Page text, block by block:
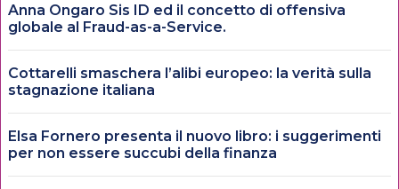
Anna Ongaro Sis ID ed il concetto di offensiva
globale al Fraud-as-a-Service.
Cottarelli smaschera l’alibi europeo: la verità sulla
stagnazione italiana
Elsa Fornero presenta il nuovo libro: i suggerimenti
per non essere succubi della finanza